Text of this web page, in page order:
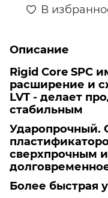
В
Описание
Rigid Core SPC
расширение и
LVT - делает
стабильным
Ударопрочный.
сверхпрочным
Более быстрая